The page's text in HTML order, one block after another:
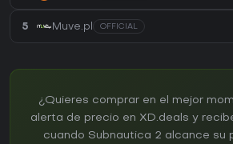
5 Muve.pl OFFICIAL
¿Quieres comprar en el mejor
alerta de precio en XD.deals y
cuando Subnautica 2 alcance su